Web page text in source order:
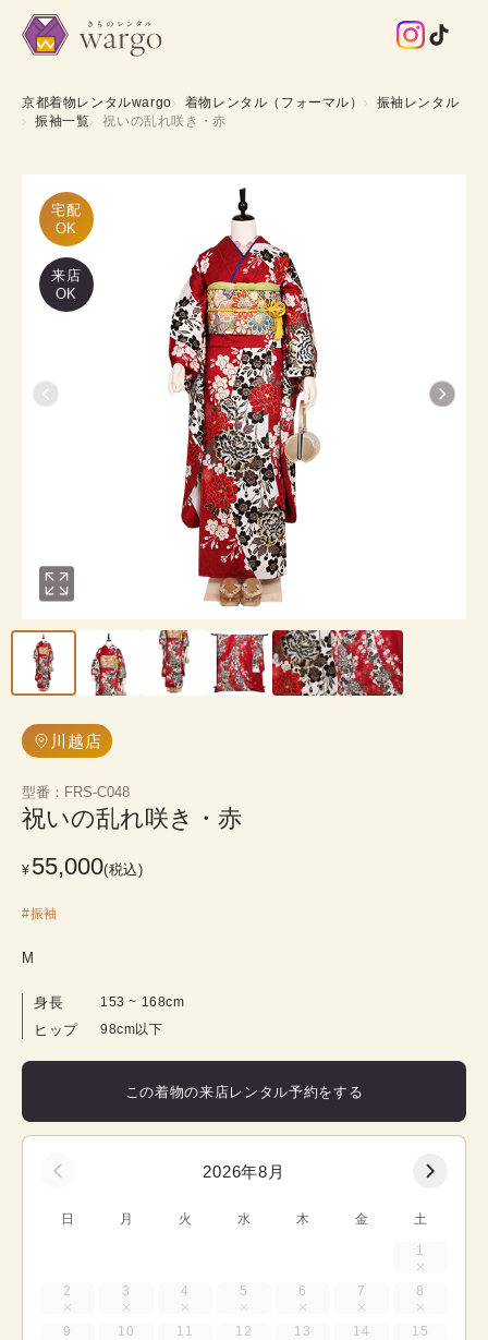
京都着物レンタルwargo 着物レンタル（フォーマル）
振袖レンタル
振袖一覧
祝いの乱れ咲き・赤
宅配
OK
来店
OK
川越店
型番 ： FRS-C048
祝いの乱れ咲き・赤
¥ 55,000(税込)
#振袖
M
身長 153 ~ 168cm
ヒップ 98cm以下
この着物の来店レンタル予約をする
2026年8月
日 月 火 水 木 金 土
1
2 3 4 5 6 7 8
9 10 11 12 13 14 15